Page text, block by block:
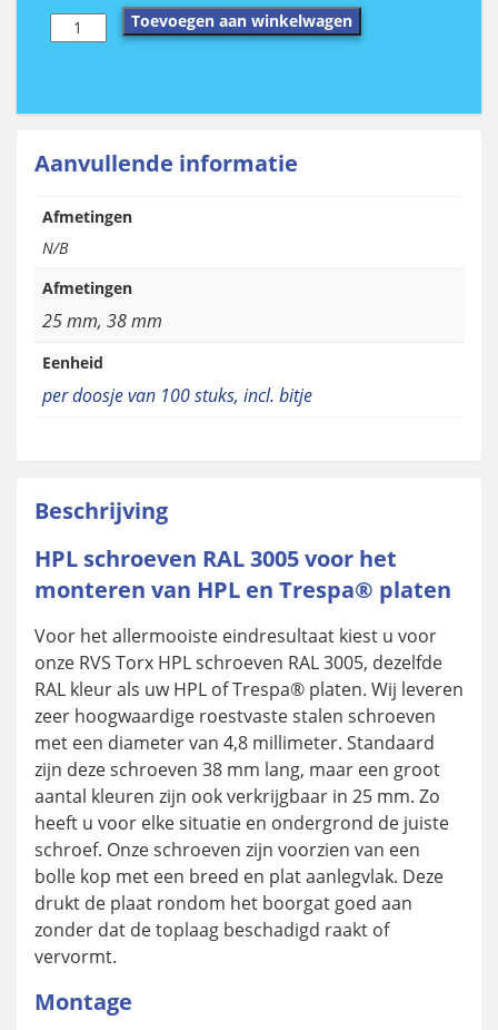
Schroeven
rood
Toevoegen aan winkelwagen
Aanvullende informatie
Afmetingen
N/B
Afmetingen
25 mm, 38 mm
Eenheid
per doosje van 100 stuks, incl. bitje
Beschrijving
HPL schroeven RAL 3005 voor het
monteren van HPL en Trespa® platen
Voor het allermooiste eindresultaat kiest u voor
onze RVS Torx HPL schroeven RAL 3005, dezelfde
RAL kleur als uw HPL of Trespa® platen. Wij leveren
zeer hoogwaardige roestvaste stalen schroeven
met een diameter van 4,8 millimeter. Standaard
zijn deze schroeven 38 mm lang, maar een groot
aantal kleuren zijn ook verkrijgbaar in 25 mm. Zo
heeft u voor elke situatie en ondergrond de juiste
schroef. Onze schroeven zijn voorzien van een
bolle kop met een breed en plat aanlegvlak. Deze
drukt de plaat rondom het boorgat goed aan
zonder dat de toplaag beschadigd raakt of
vervormt.
Montage